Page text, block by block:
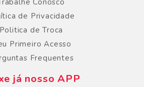
Conosco
de Privacidade
Politica de Troca
Primeiro Acesso
Frequentes
já nosso APP